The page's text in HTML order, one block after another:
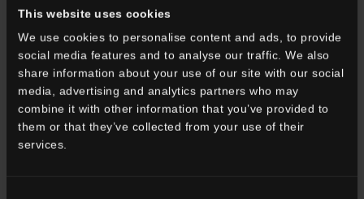
This website uses cookies
We use cookies to personalise content and ads, to provide
social media features and to analyse our traffic. We also
share information about your use of our site with our social
media, advertising and analytics partners who may
combine it with other information that you’ve provided to
them or that they’ve collected from your use of their
services.
protagonisti del complesso, è stato utilizzato
nello spessore maggiorato 20 mm studiatoper l’outdoor,
posato in sopraelevato.
I grandi balconi e gli spazi esterni sono impreziositi anche dalla
Collezione in gres porcellanto Lavaredo di Ceramica del
Conca, una proposta chesi ispira alla Luserna, pietra ricercata
e ricca di incredibili colorazioni frutto di molteplici venature che
richiamano il